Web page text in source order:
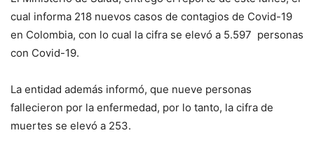
cual informa 218 nuevos casos de contagios de Covid-19
en Colombia, con lo cual la cifra se elevó a 5.597 personas
con Covid-19.
La entidad además informó, que nueve personas
fallecieron por la enfermedad, por lo tanto, la cifra de
muertes se elevó a 253.